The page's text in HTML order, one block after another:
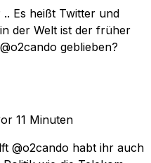
Es heißt Twitter und
der Welt ist der früher
geblieben?
11 Minuten
@o2cando habt ihr auch